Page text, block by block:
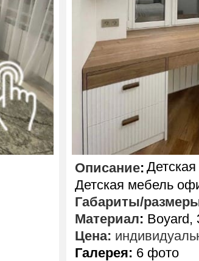
Описание:
Детская мебель
Габариты/
Материал: Boyard,
Цена:
Галерея: 6 фото